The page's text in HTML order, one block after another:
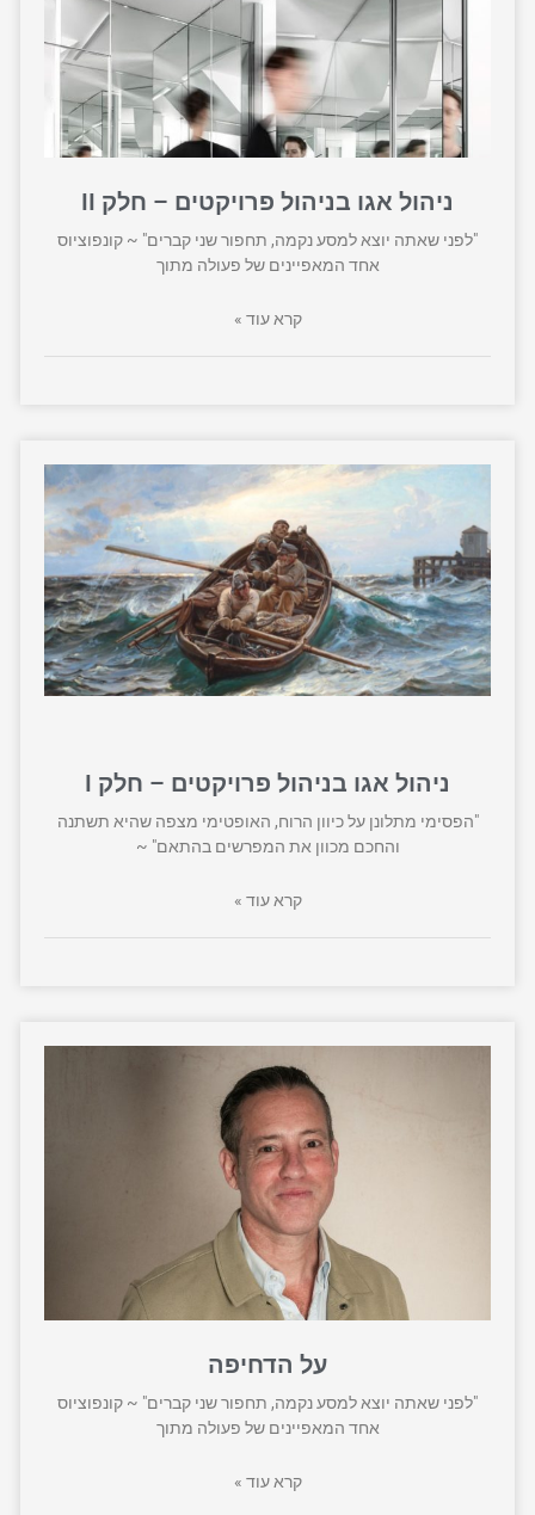
ניהול אגו בניהול פרויקטים – חלק II
"לפני שאתה יוצא למסע נקמה, תחפור שני קברים" ~ קונפוציוס
אחד המאפיינים של פעולה מתוך
קרא עוד »
ניהול אגו בניהול פרויקטים – חלק I
"הפסימי מתלונן על כיוון הרוח, האופטימי מצפה שהיא תשתנה
והחכם מכוון את המפרשים בהתאם" ~
קרא עוד »
על הדחיפה
"לפני שאתה יוצא למסע נקמה, תחפור שני קברים" ~ קונפוציוס
אחד המאפיינים של פעולה מתוך
קרא עוד »